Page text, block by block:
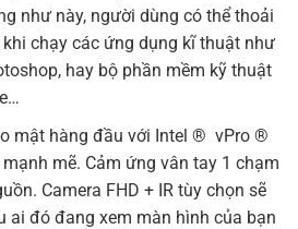
như này, người dùng có thể thoải
chạy các ứng dụng kĩ thuật như
hay bộ phần mềm kỹ thuật
mật hàng đầu với Intel ® vPro ®
mẽ. Cảm ứng vân tay 1 chạm
Camera FHD + IR tùy chọn sẽ
ai đó đang xem màn hình của bạn